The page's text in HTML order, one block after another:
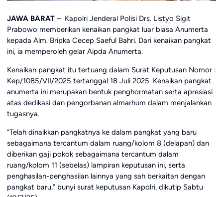
JAWA BARAT– Kapolri Jenderal Polisi Drs. Listyo Sigit
Prabowo memberikan kenaikan pangkat luar biasa Anumerta
kepada Alm. Bripka Cecep Saeful Bahri. Dari kenaikan pangkat
ini, ia memperoleh gelar Aipda Anumerta.
Kenaikan pangkat itu tertuang dalam Surat Keputusan Nomor :
Kep/1085/VII/2025 tertanggal 18 Juli 2025. Kenaikan pangkat
anumerta ini merupakan bentuk penghormatan serta apresiasi
atas dedikasi dan pengorbanan almarhum dalam menjalankan
tugasnya.
“Telah dinaikkan pangkatnya ke dalam pangkat yang baru
sebagaimana tercantum dalam ruang/kolom 8 (delapan) dan
diberikan gaji pokok sebagaimana tercantum dalam
ruang/kolom 11 (sebelas) lampiran keputusan ini, serta
penghasilan-penghasilan lainnya yang sah berkaitan dengan
pangkat baru,” bunyi surat keputusan Kapolri, dikutip Sabtu